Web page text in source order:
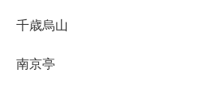
千歳烏山
南京亭